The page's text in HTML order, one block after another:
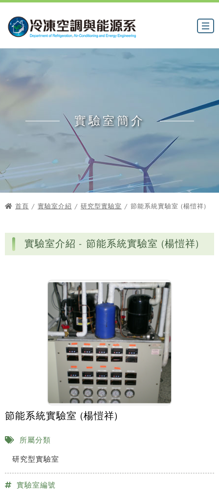
實驗室簡介
首頁 / 實驗室介紹 / 研究型實驗室 / 節能系統實驗室 (楊愷祥)
實驗室介紹 - 節能系統實驗室 (楊愷祥)
節能系統實驗室 (楊愷祥)
所屬分類
研究型實驗室
實驗室編號